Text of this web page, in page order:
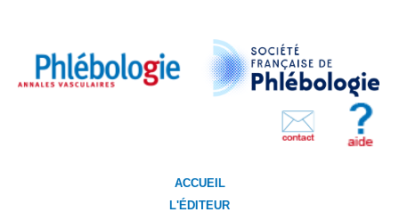
ACCUEIL
L'ÉDITEUR